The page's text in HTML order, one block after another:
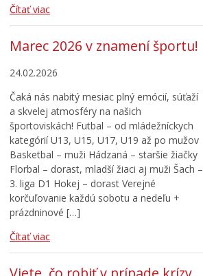
Čítať viac
Marec 2026 v znamení športu!
24.02.2026
Čaká nás nabitý mesiac plný emócií, súťaží
a skvelej atmosféry na našich
športoviskách! Futbal – od mládežníckych
kategórií U13, U15, U17, U19 až po mužov
Basketbal – muži Hádzaná – staršie žiačky
Florbal – dorast, mladší žiaci aj muži Šach –
3. liga D1 Hokej – dorast Verejné
korčuľovanie každú sobotu a nedeľu +
prázdninové […]
Čítať viac